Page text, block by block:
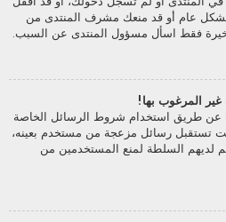
عام أو قد منعك مشرف المنتدى من
فقط اسأل مسؤول المنتدى عن السبب.
المرغوب بها!
عن طريق استخدام شروط الرسائل الخاصة
تستقبل رسائل مزعجة من مستخدم بعينه،
لديهم السلطة لمنع المستخدمين من